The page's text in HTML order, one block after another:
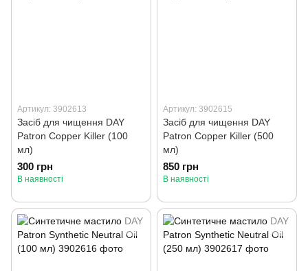
Артикул: 3902613
Засіб для чищення DAY
Patron Copper Killer (100
мл)
300 грн
В наявності
Артикул: 3902615
Засіб для чищення DAY
Patron Copper Killer (500
мл)
850 грн
В наявності